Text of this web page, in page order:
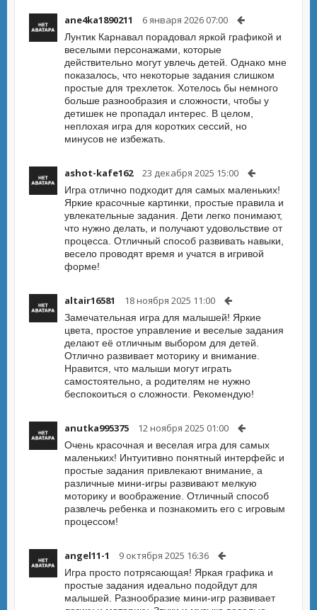
ane4ka1890211 6 января 2026 07:00
Лунтик Карнавал порадовал яркой графикой и
веселыми персонажами, которые
действительно могут увлечь детей. Однако мне
показалось, что некоторые задания слишком
простые для трехлеток. Хотелось бы немного
больше разнообразия и сложности, чтобы у
детишек не пропадал интерес. В целом,
неплохая игра для коротких сессий, но
минусов не избежать.
ashot-kafe162 23 декабря 2025 15:00
Игра отлично подходит для самых маленьких!
Яркие красочные картинки, простые правила и
увлекательные задания. Дети легко понимают,
что нужно делать, и получают удовольствие от
процесса. Отличный способ развивать навыки,
весело проводят время и учатся в игривой
форме!
altair16581 18 ноября 2025 11:00
Замечательная игра для малышей! Яркие
цвета, простое управление и веселые задания
делают её отличным выбором для детей.
Отлично развивает моторику и внимание.
Нравится, что малыши могут играть
самостоятельно, а родителям не нужно
беспокоиться о сложности. Рекомендую!
anutka995375 12 ноября 2025 01:00
Очень красочная и веселая игра для самых
маленьких! Интуитивно понятный интерфейс и
простые задания привлекают внимание, а
различные мини-игры развивают мелкую
моторику и воображение. Отличный способ
развлечь ребенка и познакомить его с игровым
процессом!
angel11-1 9 октября 2025 16:36
Игра просто потрясающая! Яркая графика и
простые задания идеально подойдут для
малышей. Разнообразие мини-игр развивает